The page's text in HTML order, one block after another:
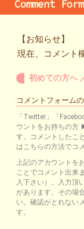
Comment Form
【お知らせ】
現在、コメント
初めての方へ
コメントフォーム
「Twitter」「
ウントをお持ちの方
す。コメントしたこ
はこちらの方法でコ
上記のアカウントを
ことでコメント出来
入下さい）。入力頂
があります。その場
い。確認がとれない
す。